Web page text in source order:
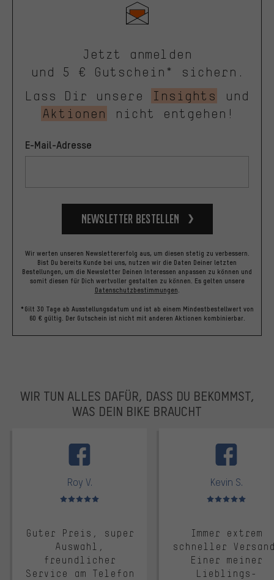
Jetzt anmelden
und 5 € Gutschein* sichern.
Lass Dir unsere
Insights
und
Aktionen
nicht entgehen!
E-Mail-Adresse
Newsletter bestellen
Wir werten unseren Newslettererfolg aus, um diesen stetig zu verbessern.
Bist Du bereits Kunde bei uns, nutzen wir die Daten Deiner letzten
Bestellungen, um die Newsletter Deinen Interessen anpassen zu können und
somit diesen für Dich wertvoller gestalten zu können. Es gelten unsere
Datenschutzbestimmungen.
*Gilt 30 Tage ab Ausstellungsdatum und ist ab einem Mindestbestellwert von
60 € gültig. Der Gutschein ist nicht mit anderen Aktionen kombinierbar.
WIR TUN ALLES DAFÜR, DASS DU BEKOMMST,
WAS DEIN BIKE BRAUCHT
Roy V.
Bewertungen: 5 von 5
Guter Preis, super
Auswahl,
freundlicher
Service am Telefon
Kevin S.
Bewertungen: 5 von 5
Immer extrem
schneller
Einer meiner
Lieblings-